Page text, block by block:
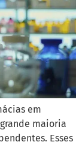
em
maioria
Esses